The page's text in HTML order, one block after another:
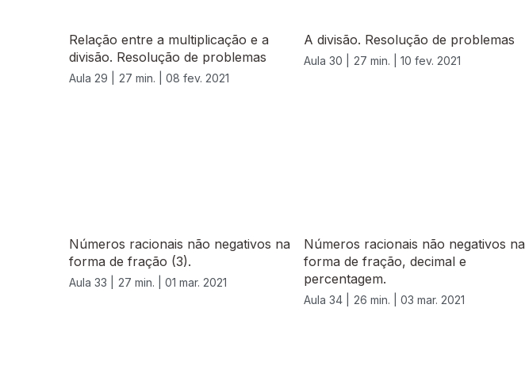
Relação entre a multiplicação e a
divisão. Resolução de problemas
Aula 29 | 27 min. | 08 fev. 2021
A divisão. Resolução de problemas
Aula 30 | 27 min. | 10 fev. 2021
Números racionais não negativos na
forma de fração (3).
Aula 33 | 27 min. | 01 mar. 2021
Números racionais não negativos na
forma de fração, decimal e
percentagem.
Aula 34 | 26 min. | 03 mar. 2021